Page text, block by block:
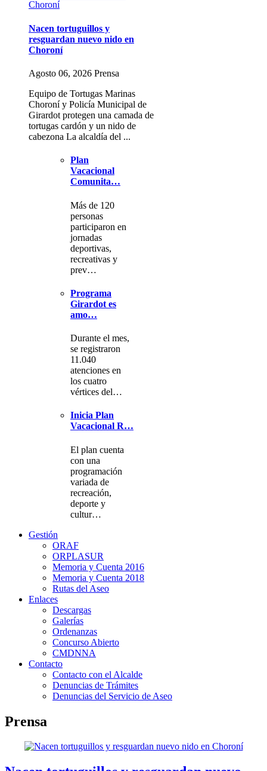
Nacen tortuguillos y
resguardan nuevo nido en
Choroní
Agosto 06, 2026 Prensa
Equipo de Tortugas Marinas
Choroní y Policía Municipal de
Girardot protegen una camada de
tortugas cardón y un nido de
cabezona La alcaldía del ...
Plan
Vacacional
Comunita…
Más de 120
personas
participaron en
jornadas
deportivas,
recreativas y
prev…
Programa
Girardot es
amo…
Durante el mes,
se registraron
11.040
atenciones en
los cuatro
vértices del…
Inicia Plan
Vacacional R…
El plan cuenta
con una
programación
variada de
recreación,
deporte y
cultur…
Gestión
ORAF
ORPLASUR
Memoria y Cuenta 2016
Memoria y Cuenta 2018
Rutas del Aseo
Enlaces
Descargas
Galerías
Ordenanzas
Concurso Abierto
CMDNNA
Contacto
Contacto con el Alcalde
Denuncias de Trámites
Denuncias del Servicio de Aseo
Prensa